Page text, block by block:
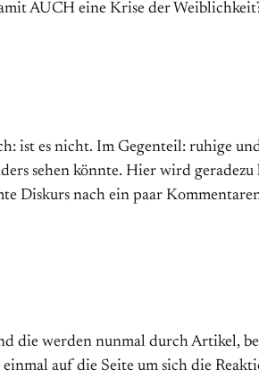
AUCH eine Krise der
ist es nicht. Im Gegenteil: ruhige
sehen könnte. Hier wird
Diskurs nach ein paar
die werden nunmal durch Artikel,
auf die Seite um sich die